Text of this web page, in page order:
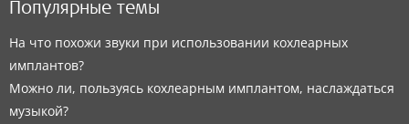
Популярные темы
На что похожи звуки при использовании кохлеарных
имплантов?
Можно ли, пользуясь кохлеарным имплантом, наслаждаться
музыкой?